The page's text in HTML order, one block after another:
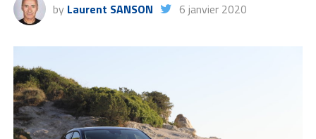
by Laurent SANSON 6 janvier 2020